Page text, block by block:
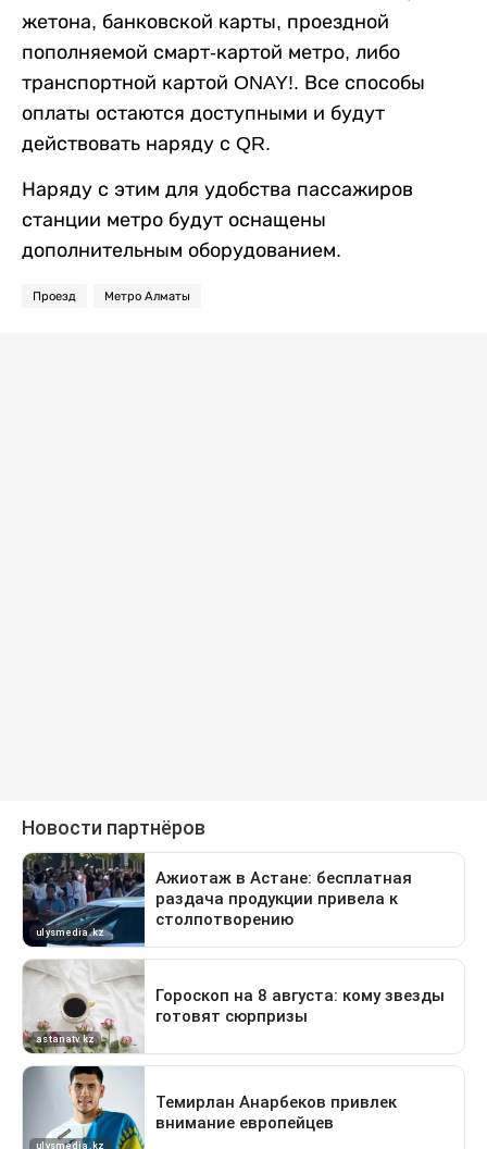
жетона, банковской карты, проездной
пополняемой смарт-картой метро, либо
транспортной картой ONAY!. Все способы
оплаты остаются доступными и будут
действовать наряду с QR.
Наряду с этим для удобства пассажиров
станции метро будут оснащены
дополнительным оборудованием.
Проезд Метро Алматы